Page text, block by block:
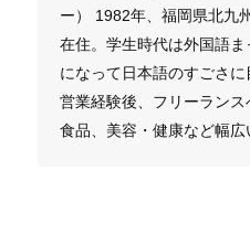
ー） 1982年、福岡県北九
在住。学生時代は外国語
になって日本語のすごさ
営業経験後、フリーランス
食品、美容・健康など幅広